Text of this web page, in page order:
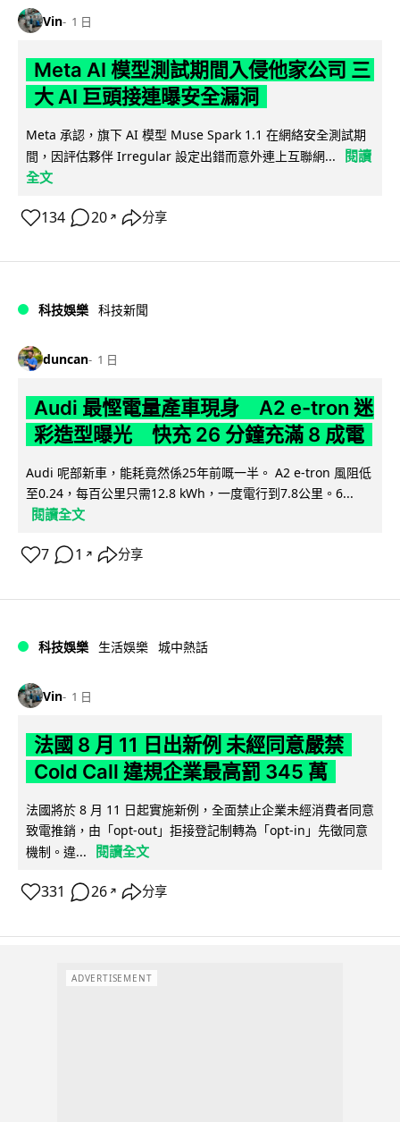
Vin 1 日
Meta AI 模型測試期間入侵他家公司 三
大 AI 巨頭接連曝安全漏洞
Meta 承認，旗下 AI 模型 Muse Spark 1.1 在網絡安全測試期
間，因評估夥伴 Irregular 設定出錯而意外連上互聯網...
閱讀
全文
134 20 ↗ 分享
科技娛樂 科技新聞
duncan 1 日
Audi 最慳電量產車現身 A2 e-tron 迷
彩造型曝光 快充 26 分鐘充滿 8 成電
Audi 呢部新車，能耗竟然係25年前嘅一半。 A2 e-tron 風阻低
至0.24，每百公里只需12.8 kWh，一度電行到7.8公里。6...
閱讀全文
7 1 ↗ 分享
科技娛樂 生活娛樂 城中熱話
Vin 1 日
法國 8 月 11 日出新例 未經同意嚴禁
Cold Call 違規企業最高罰 345 萬
法國將於 8 月 11 日起實施新例，全面禁止企業未經消費者同意
致電推銷，由「opt-out」拒接登記制轉為「opt-in」先徵同意
機制。違...
閱讀全文
331 26 ↗ 分享
ADVERTISEMENT